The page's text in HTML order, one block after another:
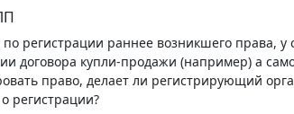
регистрации раннее возникшего права, у
договора купли-продажи (например) а
право, делает ли регистрирующий
регистрации?